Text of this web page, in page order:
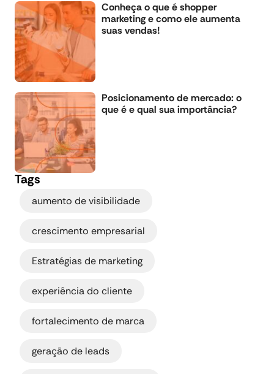
Conheça o que é shopper
marketing e como ele aumenta
suas vendas!
Posicionamento de mercado: o
que é e qual sua importância?
Tags
aumento de visibilidade
crescimento empresarial
Estratégias de marketing
experiência do cliente
fortalecimento de marca
geração de leads